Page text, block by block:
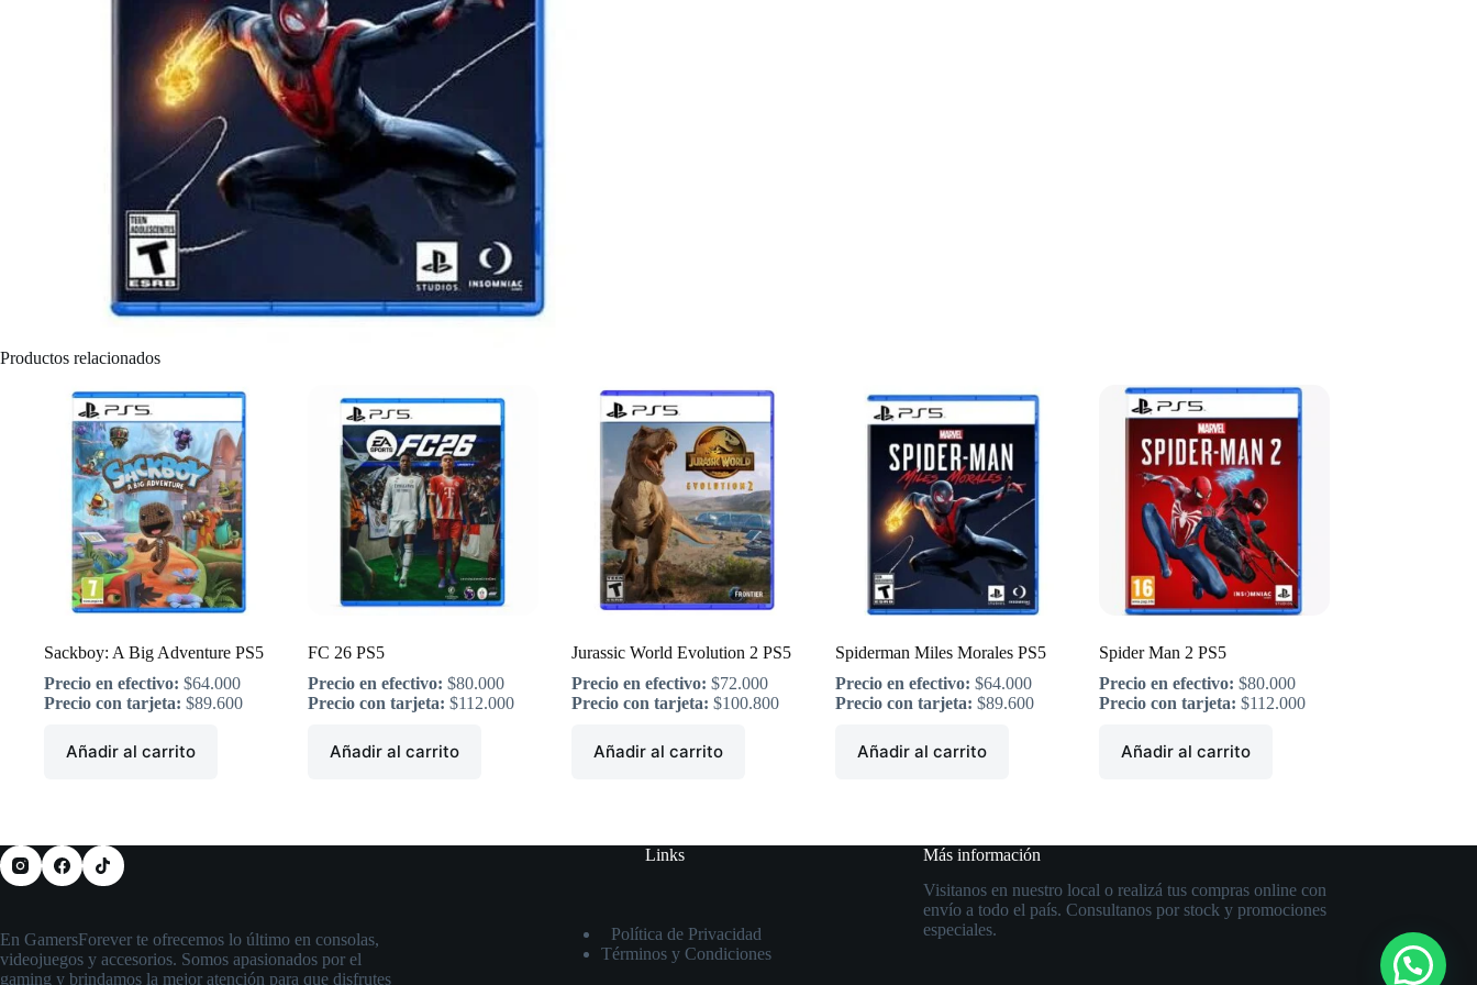
Productos relacionados
Sackboy: A Big Adventure PS5
Precio en efectivo: $64.000
Precio con tarjeta: $89.600
Añadir al carrito
FC 26 PS5
Precio en efectivo: $80.000
Precio con tarjeta: $112.000
Añadir al carrito
Jurassic World Evolution 2 PS5
Precio en efectivo: $72.000
Precio con tarjeta: $100.800
Añadir al carrito
Spiderman Miles Morales PS5
Precio en efectivo: $64.000
Precio con tarjeta: $89.600
Añadir al carrito
Spider Man 2 PS5
Precio en efectivo: $80.000
Precio con tarjeta: $112.000
Añadir al carrito
En GamersForever te ofrecemos lo último en consolas,
videojuegos y accesorios. Somos apasionados por el
gaming y brindamos la mejor atención para que disfrutes
Links
Política de Privacidad
Términos y Condiciones
Más información
Visitanos en nuestro local o realizá tus compras online con
envío a todo el país. Consultanos por stock y promociones
especiales.